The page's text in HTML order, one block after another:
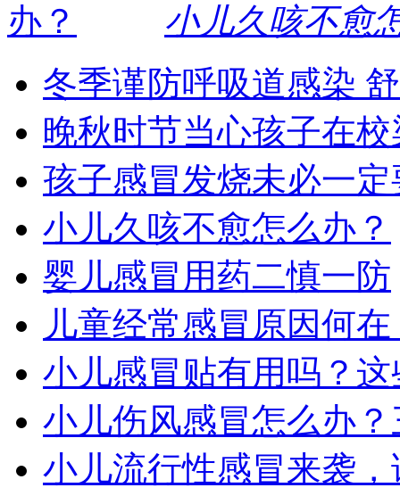
小儿久咳不愈
冬季谨防呼吸道感染
晚秋时节当心孩子在
孩子感冒发烧未必一
小儿久咳不愈怎么办？
婴儿感冒用药二慎一防
儿童经常感冒原因何
小儿感冒贴有用吗？
小儿伤风感冒怎么办
小儿流行性感冒来袭